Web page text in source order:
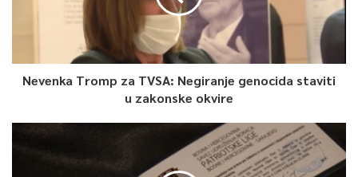
Nevenka Tromp za TVSA: Negiranje genocida staviti
u zakonske okvire